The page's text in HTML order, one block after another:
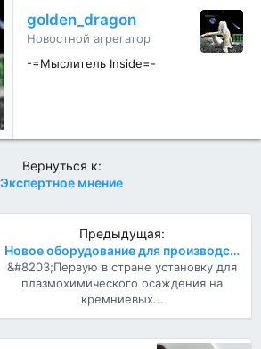
golden_dragon
Новостной агрегатор
-=Мыслитель Inside=-
Вернуться к:
Экспертное мнение
Предыдущая:
Новое оборудование для производства чипов создано в России
&#8203;Первую в стране установку для
плазмохимического осаждения на
кремниевых...